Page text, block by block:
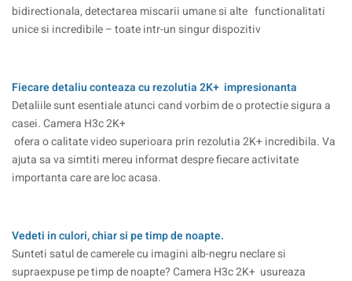
bidirectionala, detectarea miscarii umane si alte functionalitati
unice si incredibile – toate intr-un singur dispozitiv
Fiecare detaliu conteaza cu rezolutia 2K+ impresionanta
Detaliile sunt esentiale atunci cand vorbim de o protectie sigura a
casei. Camera H3c 2K+
ofera o calitate video superioara prin rezolutia 2K+ incredibila. Va
ajuta sa va simtiti mereu informat despre fiecare activitate
importanta care are loc acasa.
Vedeti in culori, chiar si pe timp de noapte.
Sunteti satul de camerele cu imagini alb-negru neclare si
supraexpuse pe timp de noapte? Camera H3c 2K+ usureaza